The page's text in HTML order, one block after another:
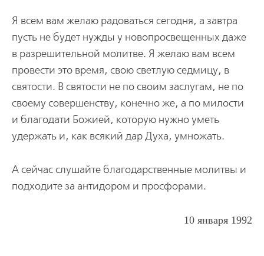
Я всем вам желаю радоваться сегодня, а завтра
пусть не будет нужды у новопросвещенных даже
в разрешительной молитве. Я желаю вам всем
провести это время, свою светлую седмицу, в
святости. В святости не по своим заслугам, не по
своему совершенству, конечно же, а по милости
и благодати Божией, которую нужно уметь
удержать и, как всякий дар Духа, умножать.
А сейчас слушайте благодарственные молитвы и
подходите за антидором и просфорами.
10 января 1992